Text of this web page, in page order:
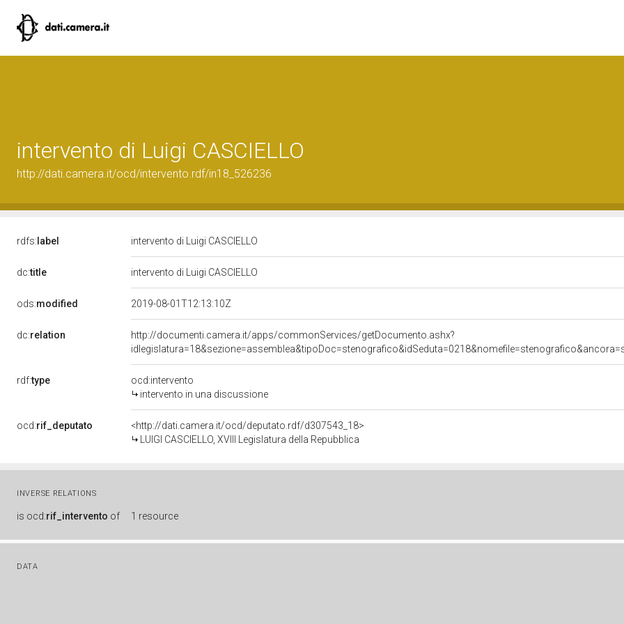
intervento di Luigi CASCIELLO
http://dati.camera.it/ocd/intervento.rdf/in18_526236
rdfs: label intervento di Luigi CASCIELLO
dc:title intervento di Luigi CASCIELLO
ods:modified 2019-08-01T12:13:10Z
dc:relation
http://documenti.camera.it/apps/commonServices/getDocumento.ashx?
rdf:type
ocd:intervento
intervento in una discussione
ocd:rif_deputato
<http://dati.camera.it/ocd/deputato.rdf/d307543_18>
LUIGI CASCIELLO, XVIII Legislatura della Repubblica
INVERSE RELATIONS
is ocd:rif_intervento of 1 resource
DATA